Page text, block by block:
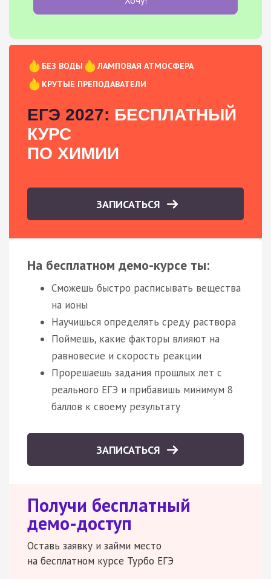
БЕЗ ВОДЫ
ЛАМПОВАЯ АТМОСФЕРА
КРУТЫЕ ПРЕПОДАВАТЕЛИ
ЕГЭ 2027: БЕСПЛАТНЫЙ
КУРС
ПО ХИМИИ
ЗАПИСАТЬСЯ
На бесплатном демо-курсе ты:
Сможешь быстро расписывать вещества
на ионы
Научишься определять среду раствора
Поймешь, какие факторы влияют на
равновесие и скорость реакции
Прорешаешь задания прошлых лет с
реального ЕГЭ и прибавишь минимум 8
баллов к своему результату
ЗАПИСАТЬСЯ
Получи бесплатный
демо-доступ
Оставь заявку и займи место
на бесплатном курсе Турбо ЕГЭ